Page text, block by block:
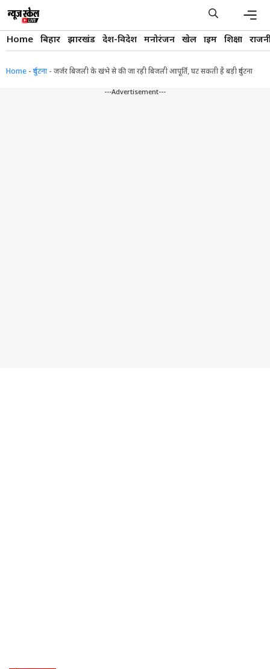
content
Home बिहार झारखंड देश-विदेश मनोरंजन खेल क्राइम शिक्षा
Home - दुर्घटना - जर्जर बिजली के खंभे से की जा रही बिजली आपूर्ति, घट सकती है बड़ी दुर्घटना
---Advertisement---